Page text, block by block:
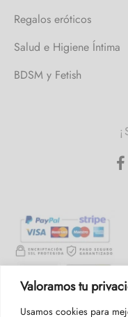
Valoramos tu
Usamos cookies para
Regalos eróticos
Salud e Higiene Íntima
BDSM y Fetish